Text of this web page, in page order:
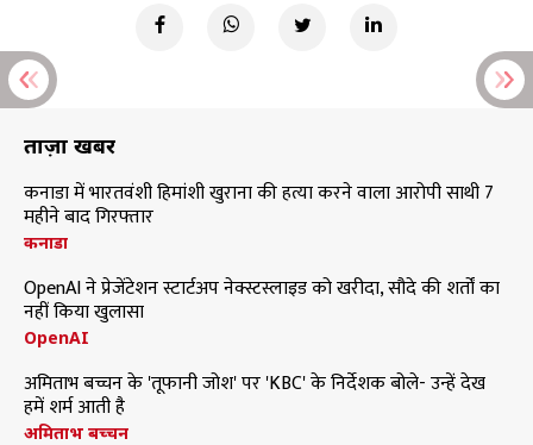
ताज़ा खबरें
कनाडा में भारतवंशी हिमांशी खुराना की हत्या करने वाला आरोपी साथी 7
महीने बाद गिरफ्तार
कनाडा
OpenAI ने प्रेजेंटेशन स्टार्टअप नेक्स्टस्लाइड को खरीदा, सौदे की शर्तों का
नहीं किया खुलासा
OpenAI
अमिताभ बच्चन के 'तूफानी जोश' पर 'KBC' के निर्देशक बोले- उन्हें देख
हमें शर्म आती है
अमिताभ बच्चन